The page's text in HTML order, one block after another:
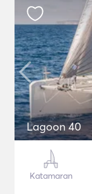
Lagoon 40
Katamaran